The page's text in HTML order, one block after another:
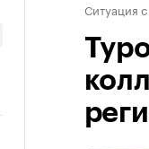
Ситуация